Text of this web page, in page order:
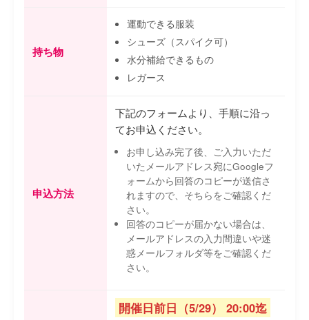
持ち物
運動できる服装
シューズ（スパイク可）
水分補給できるもの
レガース
申込方法
下記のフォームより、手順に沿っ
てお申込ください。
お申し込み完了後、ご入力いただ
いたメールアドレス宛にGoogleフ
ォームから回答のコピーが送信さ
れますので、そちらをご確認くだ
さい。
回答のコピーが届かない場合は、
メールアドレスの入力間違いや迷
惑メールフォルダ等をご確認くだ
さい。
開催日前日（5/29） 20:00迄